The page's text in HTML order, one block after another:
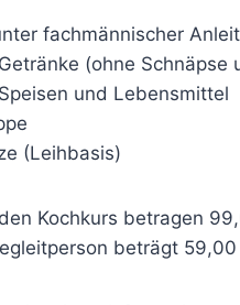
fachmännischer
(ohne Schnäpse
und Lebensmittel
(Leihbasis)
Kochkurs betragen
beträgt